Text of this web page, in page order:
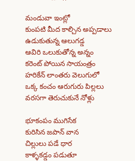
మండువా ఇంట్లో
కుంపటి మీద కాల్చిన అప్పడాలు
ఉడుకుతున్న ఆలుగడ్డ
ఆవిరి ఒలుకుతోన్న అన్నం
కరెంట్ పోయిన సాయంత్రం
హరికేన్ లాంతరు వెలుగులో
ఒక్క కంచం ఆరుగురు పిల్లలు
వరసగా తెరుచుకునే నోళ్లు
భూకంపం ముగిసేక
కురిసిన జపాన్ వాన
చిల్లులు పడే ధార
కాళ్ళకడ్డం పడుతూ